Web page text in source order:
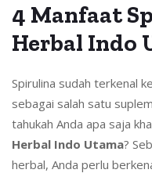
4 Manfaat
Herbal Indo
Spirulina sudah terkenal
sebagai salah satu
tahukah Anda apa saja
Herbal Indo Utama?
herbal, Anda perlu